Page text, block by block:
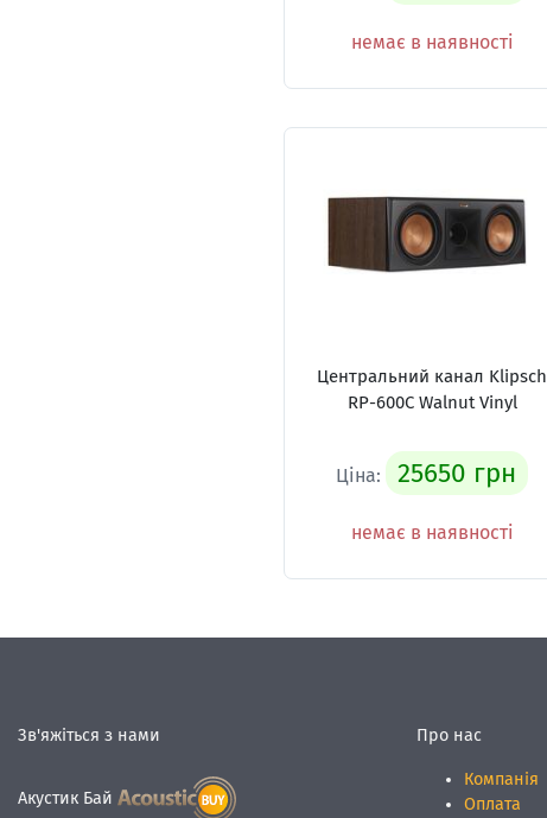
немає в наявності
Центральний канал Klipsch
RP-600C Walnut Vinyl
Ціна: 25650 грн
немає в наявності
Зв'яжіться з нами
Акустик Бай
Про нас
Компанія
Оплата